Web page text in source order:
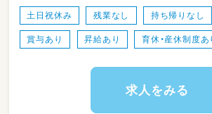
子どもたちが一緒に過ごして
みんなで日々試行錯誤…
変化を楽しむこと、子どもた
やがや過ごしています！
土日祝休み 残業なし 持ち帰りなし
賞与あり 昇給あり 育休・産休制度あ
求人をみる